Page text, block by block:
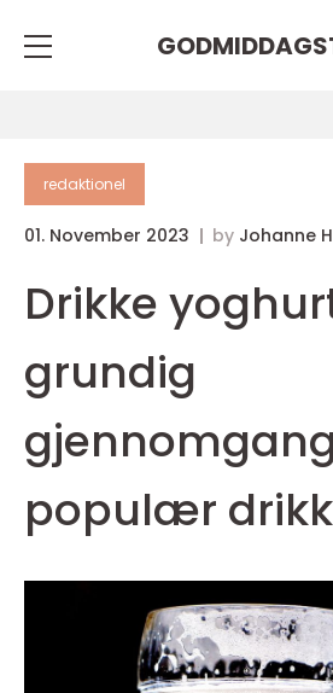
redaktionel
01. November 2023 by Johanne
Drikke
grundig
populær drikk